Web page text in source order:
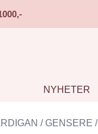
NYHETER
/ GENSERE /